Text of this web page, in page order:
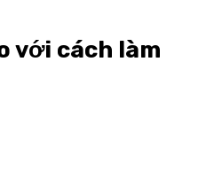
với cách làm